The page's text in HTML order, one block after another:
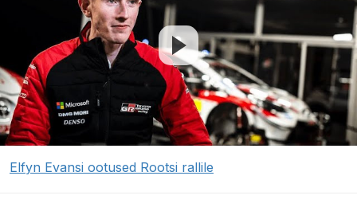
Elfyn Evansi ootused Rootsi rallile